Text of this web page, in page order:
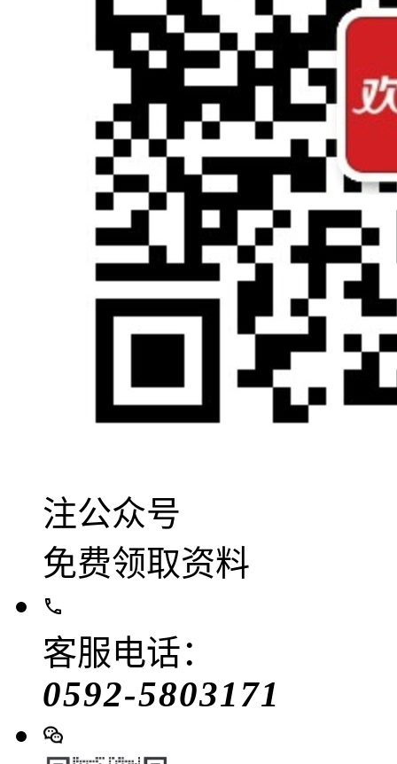
注公众号
免费领取资料
客服电话：
0592-5803171